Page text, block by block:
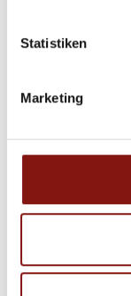
Statistiken
Marketing
50.000,- €
Tiefenbach
GRUNDSTÜCK